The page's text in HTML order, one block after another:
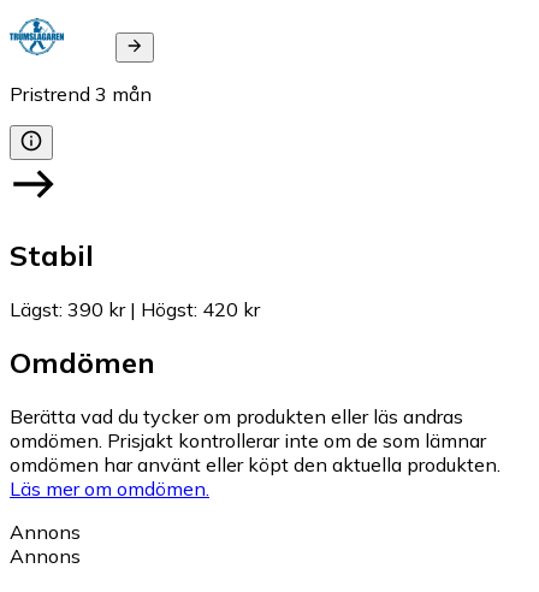
Pristrend 3 mån
Stabil
Lägst: 390 kr| Högst: 420 kr
Omdömen
Berätta vad du tycker om produkten eller läs andras
omdömen. Prisjakt kontrollerar inte om de som lämnar
omdömen har använt eller köpt den aktuella produkten.
Läs mer om omdömen.
Annons
Annons